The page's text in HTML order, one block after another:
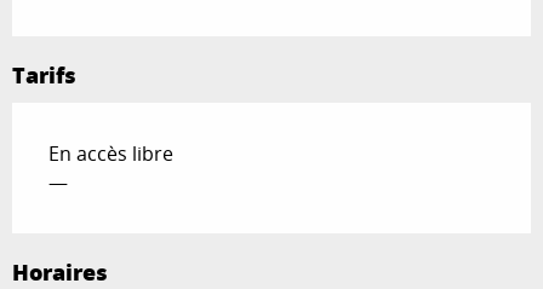
Tarifs
En accès libre
—
Horaires